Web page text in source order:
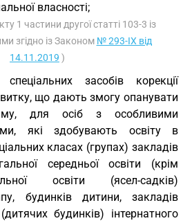
власності;
1 частини другої статті 103-3 із
згідно із Законом № 293-IX від
14.11.2019 )
засобів корекції
що дають змогу опанувати
для осіб з особливими
які здобувають освіту в
класах (групах) закладів
середньої освіти (крім
освіти (ясел-садків)
будинків дитини, закладів
будинків) інтернатного